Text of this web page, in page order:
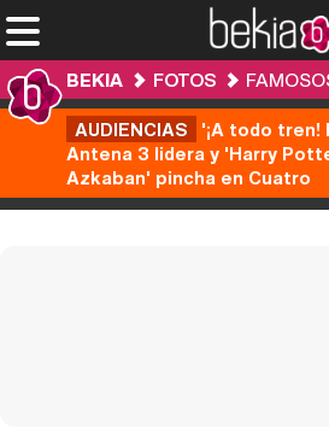
BEKIA FOTOS
AUDIENCIAS '¡A todo
Antena 3 lidera y 'Harry
Azkaban' pincha en Cuatro